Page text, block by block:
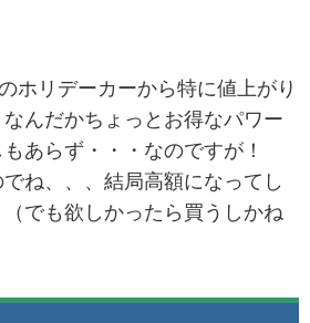
ホリデーカーから特に値上がり
んだかちょっとお得なパワー
あらず・・・なのですが！
ね、、、結局高額になってし
でも欲しかったら買うしかね